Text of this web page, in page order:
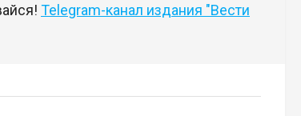
Telegram-канал издания "Вести